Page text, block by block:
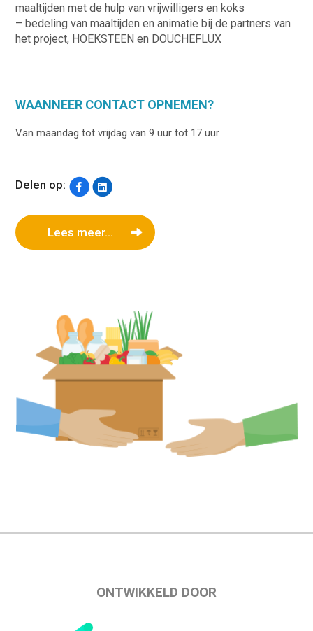
maaltijden met de hulp van vrijwilligers en koks
– bedeling van maaltijden en animatie bij de partners van
het project, HOEKSTEEN en DOUCHEFLUX
WAANNEER CONTACT OPNEMEN?
Van maandag tot vrijdag van 9 uur tot 17 uur
Delen op:
Lees meer...
ONTWIKKELD DOOR